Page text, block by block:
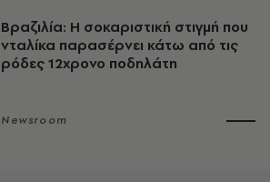
Βραζιλία: Η σοκαριστική στιγμή που
νταλίκα παρασέρνει κάτω από τις
ρόδες 12χρονο ποδηλάτη
Newsroom